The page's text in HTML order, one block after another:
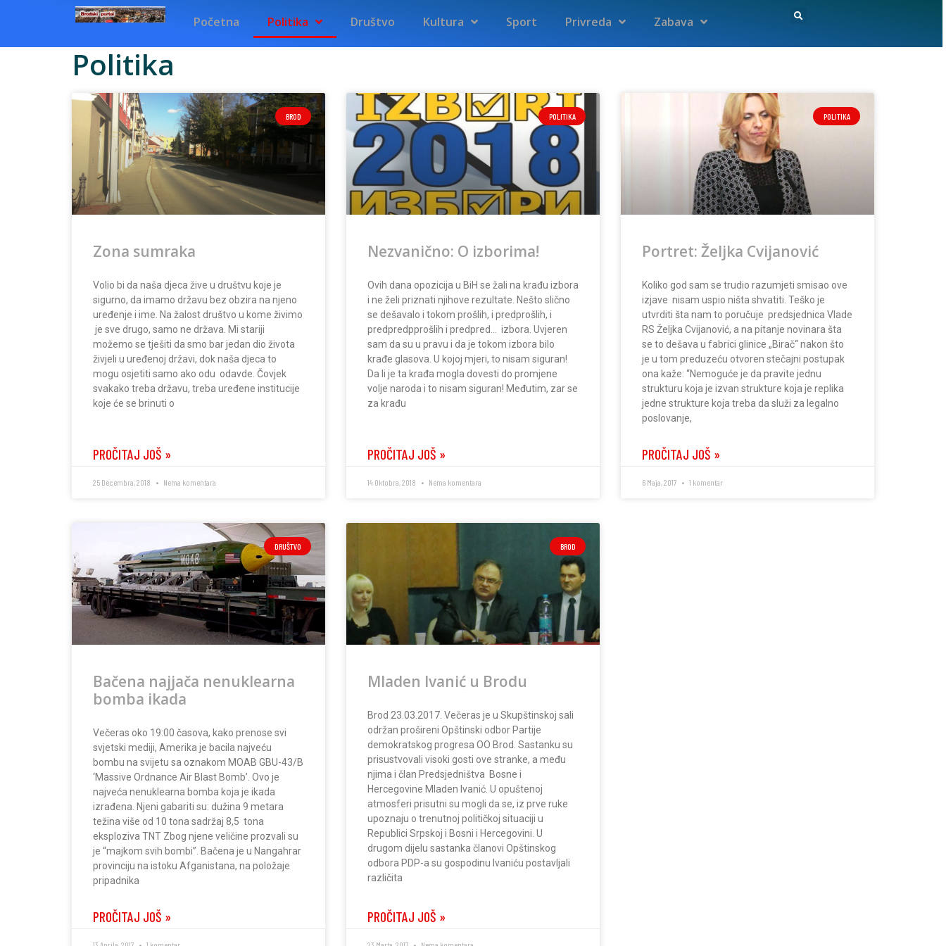
Početna Politika Društvo Kultura Sport Privreda Zabava
Politika
BROD
Zona sumraka
Volio bi da naša djeca žive u društvu koje je
sigurno, da imamo državu bez obzira na njeno
uređenje i ime. Na žalost društvo u kome živimo
je sve drugo, samo ne država. Mi stariji
možemo se tješiti da smo bar jedan dio života
živjeli u uređenoj državi, dok naša djeca to
mogu osjetiti samo ako odu odavde. Čovjek
svakako treba državu, treba uređene institucije
koje će se brinuti o
PROČITAJ JOŠ »
25 Decembra, 2018 Nema komentara
POLITIKA
Nezvanično: O izborima!
Ovih dana opozicija u BiH se žali na krađu izbora
i ne želi priznati njihove rezultate. Nešto slično
se dešavalo i tokom prošlih, i predprošlih, i
predpredpprošlih i predpred… izbora. Uvjeren
sam da su u pravu i da je tokom izbora bilo
krađe glasova. U kojoj mjeri, to nisam siguran!
Da li je ta krađa mogla dovesti do promjene
volje naroda i to nisam siguran! Međutim, zar se
za krađu
PROČITAJ JOŠ »
14 Oktobra, 2018 Nema komentara
POLITIKA
Portret: Željka Cvijanović
Koliko god sam se trudio razumjeti smisao ove
izjave nisam uspio ništa shvatiti. Teško je
utvrditi šta nam to poručuje predsjednica Vlade
RS Željka Cvijanović, a na pitanje novinara šta
se to dešava u fabrici glinice „Birač“ nakon što
je u tom preduzeću otvoren stečajni postupak
ona kaže: “Nemoguće je da pravite jednu
strukturu koja je izvan strukture koja je replika
jedne strukture koja treba da služi za legalno
poslovanje,
PROČITAJ JOŠ »
6 Maja, 2017 1 komentar
DRUŠTVO
Bačena najjača nenuklearna
bomba ikada
Večeras oko 19:00 časova, kako prenose svi
svjetski mediji, Amerika je bacila najveću
bombu na svijetu sa oznakom MOAB GBU-43/B
‘Massive Ordnance Air Blast Bomb’. Ovo je
najveća nenuklearna bomba koja je ikada
izrađena. Njeni gabariti su: dužina 9 metara
težina više od 10 tona sadržaj 8,5 tona
eksploziva TNT Zbog njene veličine prozvali su
je “majkom svih bombi”. Bačena je u Nangahrar
provinciju na istoku Afganistana, na položaje
pripadnika
PROČITAJ JOŠ »
BROD
Mladen Ivanić u Brodu
Brod 23.03.2017. Večeras je u Skupštinskoj sali
održan prošireni Opštinski odbor Partije
demokratskog progresa OO Brod. Sastanku su
prisustvovali visoki gosti ove stranke, a među
njima i član Predsjedništva Bosne i
Hercegovine Mladen Ivanić. U opuštenoj
atmosferi prisutni su mogli da se, iz prve ruke
upoznaju o trenutnoj političkoj situaciji u
Republici Srpskoj i Bosni i Hercegovini. U
drugom dijelu sastanka članovi Opštinskog
odbora PDP-a su gospodinu Ivaniću postavljali
različita
PROČITAJ JOŠ »